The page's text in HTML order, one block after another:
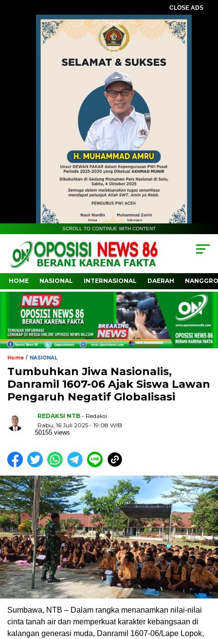
CLOSE ADS
SCROLL TO CONTINUE WITH CONTENT
HOME NASIONAL INTERNASIONAL DAERAH
Home / NASIONAL
Tumbuhkan Jiwa Nasionalis,
Danramil 1607-06 Ajak Siswa Lawan
Pengaruh Negatif Globalisasi
REDAKSI NTB - Redaksi
Rabu, 16 Juli 2025 - 19:08 WIB
50155 views
Sumbawa, NTB – Dalam rangka menanamkan nilai-nilai
cinta tanah air dan memperkuat karakter kebangsaan di
kalangan generasi muda, Danramil 1607-06/Lape Lopok,